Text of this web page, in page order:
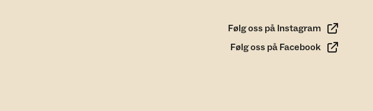
Følg oss på Instagram
Følg oss på Facebook